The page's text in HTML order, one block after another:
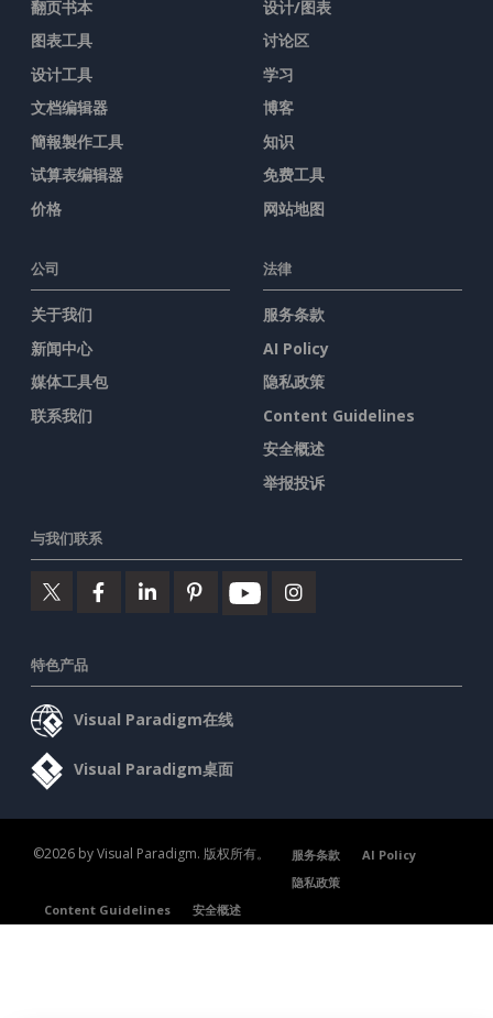
翻页书本
图表工具
设计工具
文档编辑器
簡報製作工具
试算表编辑器
价格
设计/图表
讨论区
学习
博客
知识
免费工具
网站地图
公司
关于我们
新闻中心
媒体工具包
联系我们
法律
服务条款
AI Policy
隐私政策
Content Guidelines
安全概述
举报投诉
与我们联系
特色产品
Visual Paradigm在线
Visual Paradigm桌面
©2026 by Visual Paradigm. 版权所有。 服务条款
AI Policy
隐私政策
Content Guidelines
安全概述